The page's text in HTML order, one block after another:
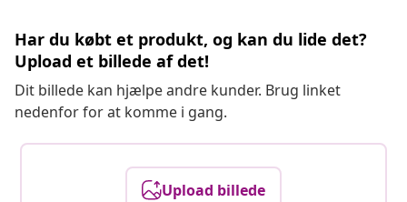
Har du købt et produkt, og kan du lide det?
Upload et billede af det!
Dit billede kan hjælpe andre kunder. Brug linket
nedenfor for at komme i gang.
Upload billede